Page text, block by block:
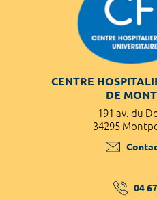
CENTRE
DE
191 av. du
34295
04